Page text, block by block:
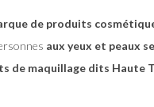
de produits
aux yeux et peaux
de maquillage dits Haute